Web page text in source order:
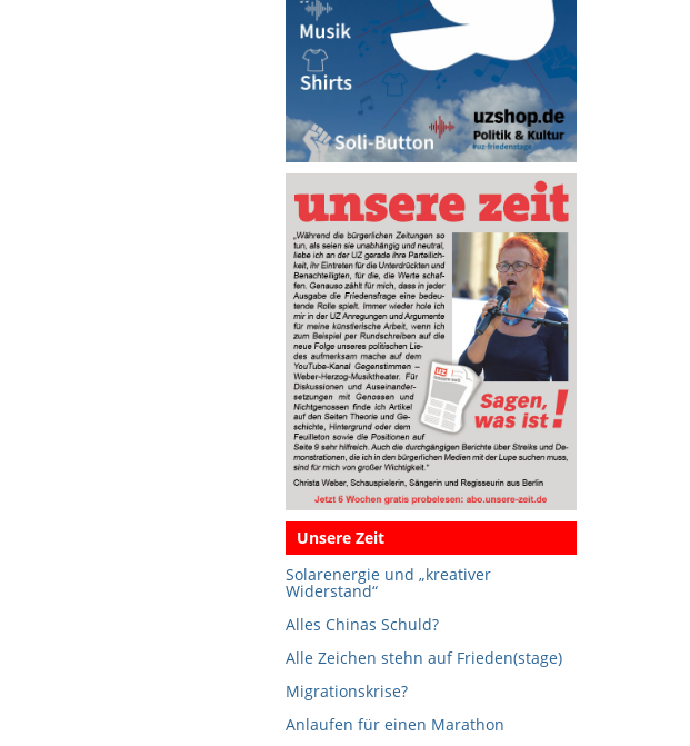
Unsere Zeit
Solarenergie und „kreativer
Widerstand“
Alles Chinas Schuld?
Alle Zeichen stehn auf Frieden(stage)
Migrationskrise?
Anlaufen für einen Marathon